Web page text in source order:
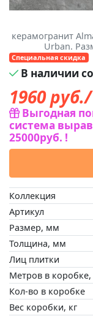
керамогранит
Urban.
Специальная скидка
В наличии
1960
Выгодная
система
25000руб. !
Коллекция
Артикул
Размер, мм
Толщина, мм
Лиц плитки
Метров в
Кол-во в коробке
Вес коробки, кг